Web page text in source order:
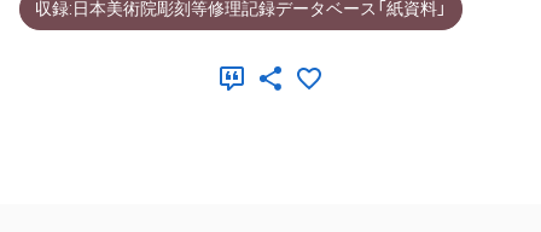
収録:日本美術院彫刻等修理記録データベース「紙資料」